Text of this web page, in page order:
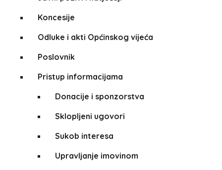
Koncesije
Odluke i akti Općinskog vijeća
Poslovnik
Pristup informacijama
Donacije i sponzorstva
Sklopljeni ugovori
Sukob interesa
Upravljanje imovinom